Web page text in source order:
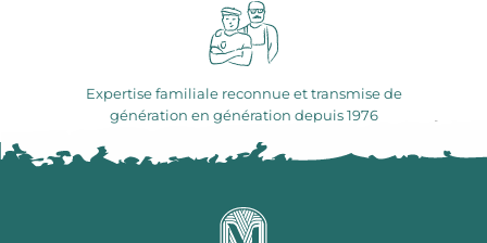
Expertise familiale reconnue et transmise de
génération en génération depuis 1976